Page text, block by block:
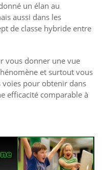
un élan au
aussi dans les
de classe hybride entre
vous donner une vue
et surtout vous
voies pour obtenir dans
efficacité comparable à